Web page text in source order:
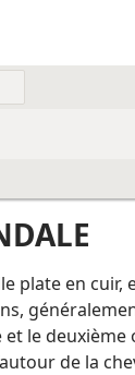
plate en cuir,
et le
de la